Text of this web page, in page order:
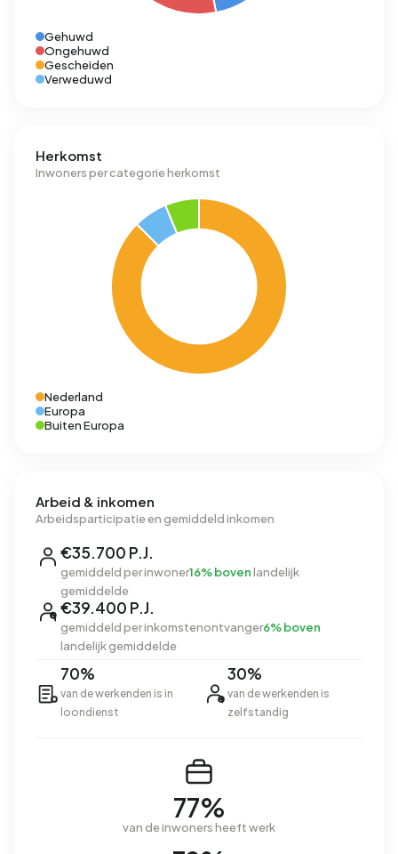
Gehuwd
Ongehuwd
Gescheiden
Verweduwd
Herkomst
Inwoners per categorie herkomst
Nederland
Europa
Buiten Europa
Arbeid & inkomen
Arbeidsparticipatie en gemiddeld inkomen
€35.700 P.J.
gemiddeld per inwoner16% bovenlandelijk
gemiddelde
€39.400 P.J.
gemiddeld per inkomstenontvanger6% boven
landelijk gemiddelde
70%
van de werkenden is in
loondienst
30%
van de werkenden is
zelfstandig
77%
van de inwoners heeft werk